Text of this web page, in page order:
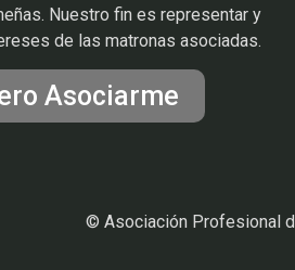
Nuestro fin es representar y
de las matronas asociadas.
Asociarme
© Asociación Profesional